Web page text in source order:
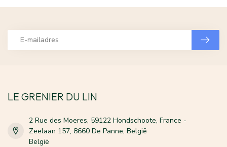
LE GRENIER DU LIN
2 Rue des Moeres, 59122 Hondschoote, France -
Zeelaan 157, 8660 De Panne, België
België